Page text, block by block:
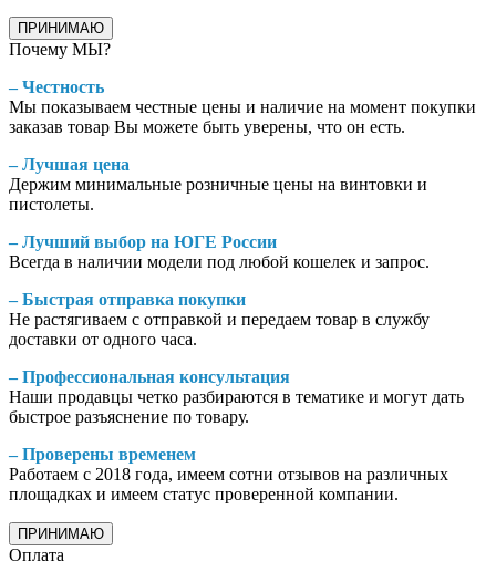
ПРИНИМАЮ
Почему МЫ?
– Честность
Мы показываем честные цены и наличие на момент покупки
заказав товар Вы можете быть уверены, что он есть.
– Лучшая цена
Держим минимальные розничные цены на винтовки и
пистолеты.
– Лучший выбор на ЮГЕ России
Всегда в наличии модели под любой кошелек и запрос.
– Быстрая отправка покупки
Не растягиваем с отправкой и передаем товар в службу
доставки от одного часа.
– Профессиональная консультация
Наши продавцы четко разбираются в тематике и могут дать
быстрое разъяснение по товару.
– Проверены временем
Работаем с 2018 года, имеем сотни отзывов на различных
площадках и имеем статус проверенной компании.
ПРИНИМАЮ
Оплата